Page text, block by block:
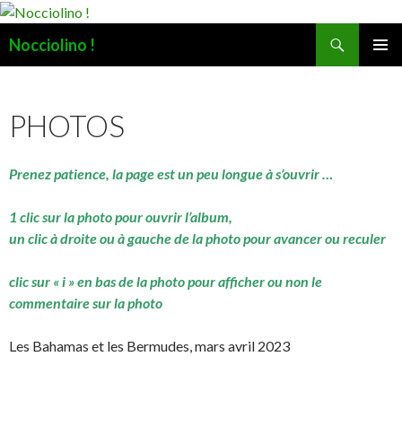
Nocciolino !
PHOTOS
Prenez patience, la page est un peu longue à s’ouvrir …
1 clic sur la photo pour ouvrir l’album,
un clic à droite ou à gauche de la photo pour avancer ou reculer
clic sur « i » en bas de la photo pour afficher ou non le
commentaire sur la photo
Les Bahamas et les Bermudes, mars avril 2023